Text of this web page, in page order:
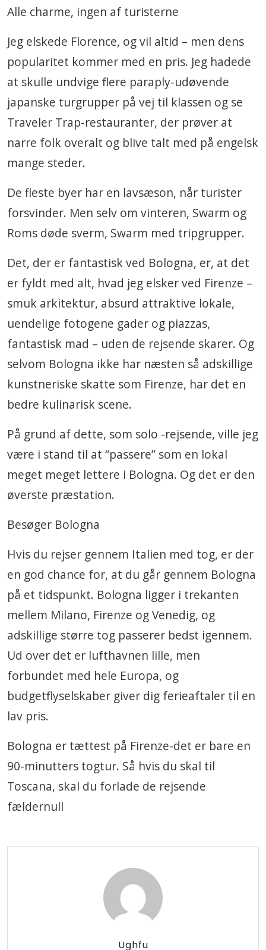
Alle charme, ingen af turisterne
Jeg elskede Florence, og vil altid – men dens
popularitet kommer med en pris. Jeg hadede
at skulle undvige flere paraply-udøvende
japanske turgrupper på vej til klassen og se
Traveler Trap-restauranter, der prøver at
narre folk overalt og blive talt med på engelsk
mange steder.
De fleste byer har en lavsæson, når turister
forsvinder. Men selv om vinteren, Swarm og
Roms døde sverm, Swarm med tripgrupper.
Det, der er fantastisk ved Bologna, er, at det
er fyldt med alt, hvad jeg elsker ved Firenze –
smuk arkitektur, absurd attraktive lokale,
uendelige fotogene gader og piazzas,
fantastisk mad – uden de rejsende skarer. Og
selvom Bologna ikke har næsten så adskillige
kunstneriske skatte som Firenze, har det en
bedre kulinarisk scene.
På grund af dette, som solo -rejsende, ville jeg
være i stand til at “passere” som en lokal
meget meget lettere i Bologna. Og det er den
øverste præstation.
Besøger Bologna
Hvis du rejser gennem Italien med tog, er der
en god chance for, at du går gennem Bologna
på et tidspunkt. Bologna ligger i trekanten
mellem Milano, Firenze og Venedig, og
adskillige større tog passerer bedst igennem.
Ud over det er lufthavnen lille, men
forbundet med hele Europa, og
budgetflyselskaber giver dig ferieaftaler til en
lav pris.
Bologna er tættest på Firenze-det er bare en
90-minutters togtur. Så hvis du skal til
Toscana, skal du forlade de rejsende
fældernull
Ughfu